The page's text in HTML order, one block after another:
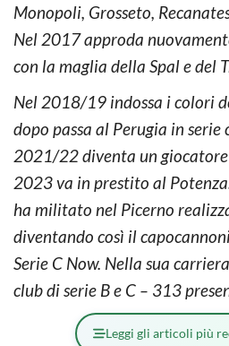
Monopoli, Grosseto,
Nel 2017 approda
con la maglia della Spal e del
Nel 2018/19 indossa i colori
dopo passa al Perugia in
2021/22 diventa un giocatore
2023 va in prestito al
ha militato nel Picerno
diventando così il
Serie C Now. Nella sua
club di serie B e C – 313
Leggi gli articoli più